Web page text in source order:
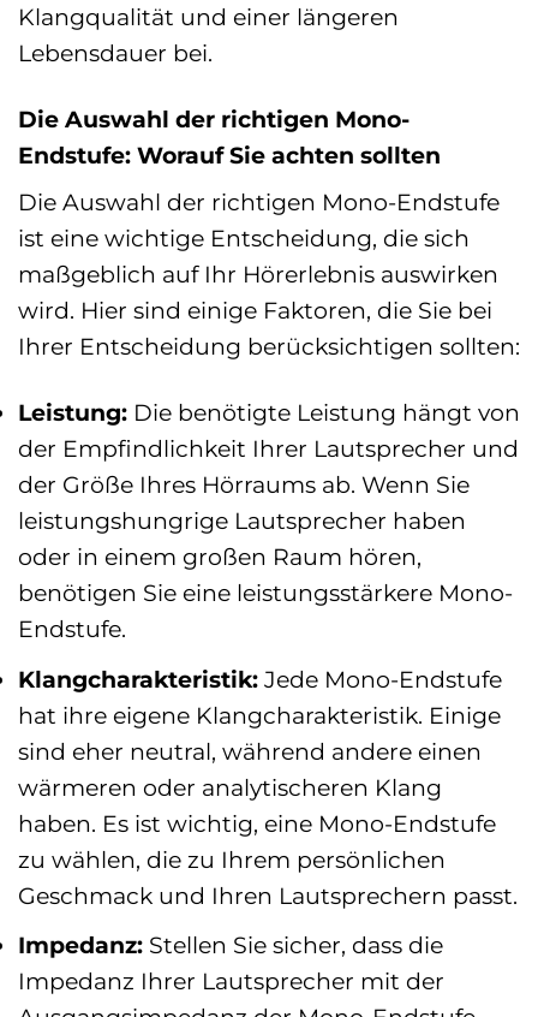
Klangqualität und einer längeren
Lebensdauer bei.
Die Auswahl der richtigen Mono-
Endstufe: Worauf Sie achten sollten
Die Auswahl der richtigen Mono-Endstufe
ist eine wichtige Entscheidung, die sich
maßgeblich auf Ihr Hörerlebnis auswirken
wird. Hier sind einige Faktoren, die Sie bei
Ihrer Entscheidung berücksichtigen sollten:
Leistung: Die benötigte Leistung hängt von
der Empfindlichkeit Ihrer Lautsprecher und
der Größe Ihres Hörraums ab. Wenn Sie
leistungshungrige Lautsprecher haben
oder in einem großen Raum hören,
benötigen Sie eine leistungsstärkere Mono-
Endstufe.
Klangcharakteristik: Jede Mono-Endstufe
hat ihre eigene Klangcharakteristik. Einige
sind eher neutral, während andere einen
wärmeren oder analytischeren Klang
haben. Es ist wichtig, eine Mono-Endstufe
zu wählen, die zu Ihrem persönlichen
Geschmack und Ihren Lautsprechern passt.
Impedanz: Stellen Sie sicher, dass die
Impedanz Ihrer Lautsprecher mit der